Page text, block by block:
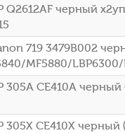
черный
719 3479B002
MF5880/
CE410A черный
CE410X черный